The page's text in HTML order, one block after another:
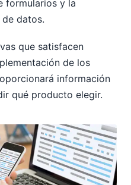
formularios y la
datos.
que satisfacen
de los
información
qué producto elegir.